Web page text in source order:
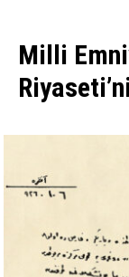
Milli